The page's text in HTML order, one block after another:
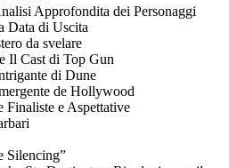
Approfondita dei Personaggi
Data di Uscita
da svelare
Il Cast di Top Gun
di Dune
de Hollywood
Finaliste e Aspettative
Silencing”